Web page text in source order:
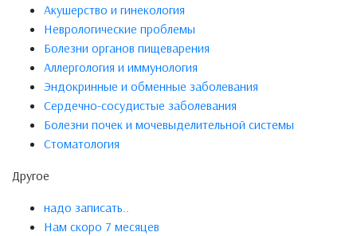
Акушерство и гинекология
Неврологические проблемы
Болезни органов пищеварения
Аллергология и иммунология
Эндокринные и обменные заболевания
Сердечно-сосудистые заболевания
Болезни почек и мочевыделительной системы
Стоматология
Другое
надо записать..
Нам скоро 7 месяцев